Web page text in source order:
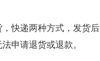
快递两种方式，发货后
申请退货或退款。